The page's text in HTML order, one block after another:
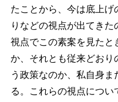
たことから、今は底上げ
りなどの視点が出てき
視点でこの素案を見たと
か、それとも従来どおり
う政策なのか、私自身
る。これらの視点につい